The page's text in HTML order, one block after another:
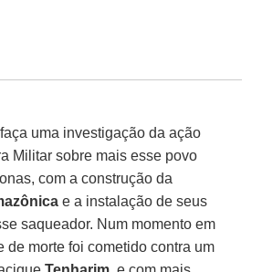
uma investigação da ação
Militar sobre mais esse povo
com a construção da
e a instalação de seus
saqueador. Num momento em
de morte foi cometido contra um